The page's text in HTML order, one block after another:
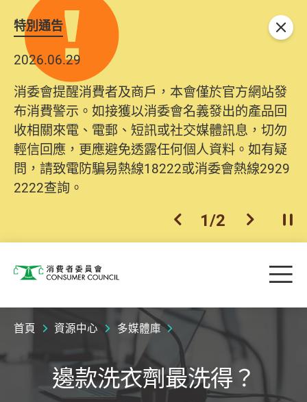
特別通告
2026.06.29
消委會提醒消費者及商戶，本會僅於官方網站發
布消費警示。如接獲以消委會名義發出的產品回
收相關來電、電郵、短訊或社交媒體訊息，切勿
輕信回應，更應避免透露任何個人資料。如有疑
問，請致電防騙易熱線18222或消委會熱線2929
2222查詢。
上一個
1/2 下一個開
關閉
消費者委員會 目
首頁 資源中心 多媒體庫
邊款洗衣劑最洗得？